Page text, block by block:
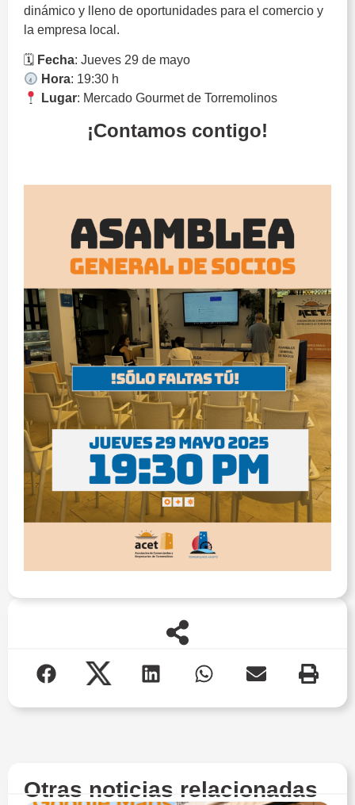
dinámico y lleno de oportunidades para el comercio y
la empresa local.
🗓 Fecha: Jueves 29 de mayo
Hora: 19:30 h
Lugar: Mercado Gourmet de Torremolinos
¡Contamos contigo!
Otras noticias relacionadas